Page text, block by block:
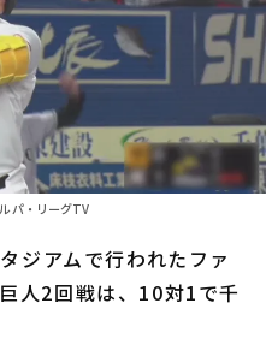
ターズ
グルス
パ・リーグTV
ジアムで行われたファ
人2回戦は、10対1で千